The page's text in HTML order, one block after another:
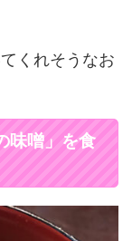
くれそうなお
味噌」を食